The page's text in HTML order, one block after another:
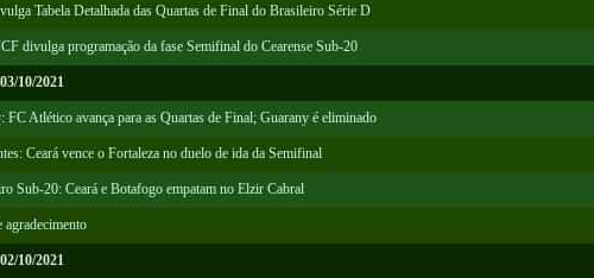
Tabela Detalhada das Quartas de Final do Brasileiro Série D
divulga programação da fase Semifinal do Cearense Sub-20
10/2021
FC Atlético avança para as Quartas de Final; Guarany é eliminado
Ceará vence o Fortaleza no duelo de ida da Semifinal
Sub-20: Ceará e Botafogo empatam no Elzir Cabral
agradecimento
10/2021